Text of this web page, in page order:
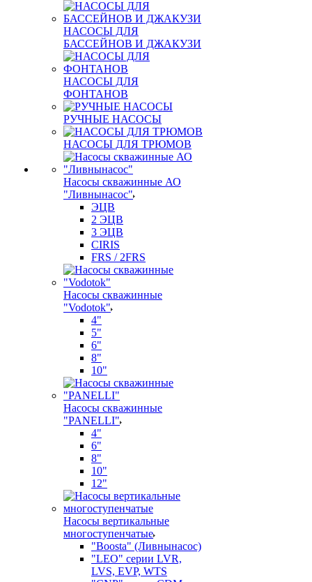
НАСОСЫ ДЛЯ
БАССЕЙНОВ И ДЖАКУЗИ
НАСОСЫ ДЛЯ
ФОНТАНОВ
РУЧНЫЕ НАСОСЫ
НАСОСЫ ДЛЯ ТРЮМОВ
Насосы скважинные АО
"Ливнынасос"
ЭЦВ
2 ЭЦВ
3 ЭЦВ
CIRIS
FRS / 2FRS
Насосы скважинные
"Vodotok"
4"
5"
6"
8"
10"
Насосы скважинные
"PANELLI"
4"
6"
8"
10"
12"
Насосы вертикальные
многоступенчатые
"Boosta" (Ливнынасос)
"LEO" серии LVR,
LVS, EVP, WTS